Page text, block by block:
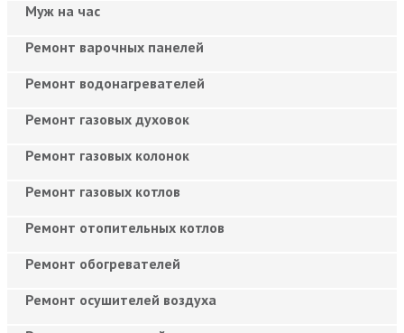
Муж на час
Ремонт варочных панелей
Ремонт водонагревателей
Ремонт газовых духовок
Ремонт газовых колонок
Ремонт газовых котлов
Ремонт отопительных котлов
Ремонт обогревателей
Ремонт осушителей воздуха